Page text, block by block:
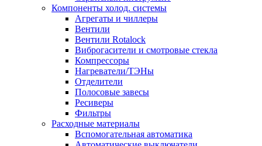
Компоненты холод. системы
Агрегаты и чиллеры
Вентили
Вентили Rotalock
Виброгасители и смотровые стекла
Компрессоры
Нагреватели/ТЭНы
Отделители
Полосовые завесы
Ресиверы
Фильтры
Расходные материалы
Вспомогательная автоматика